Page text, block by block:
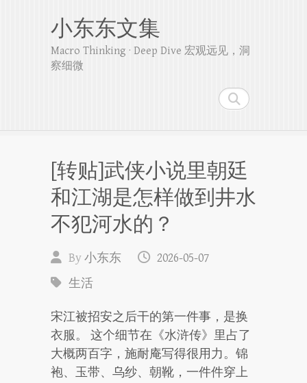
Search
小东东文集
Macro Thinking · Deep Dive 宏观远见，洞
察细微
[转贴]武侠小说里朝廷
和江湖是怎样做到井水
不犯河水的？
By小东东
2026-05-07
生活
宋江被招安之后干的第一件事，是换
衣服。 这个细节在《水浒传》里占了
大概两百字，施耐庵写得很用力。锦
袍、玉带、乌纱、朝靴，一件件穿上